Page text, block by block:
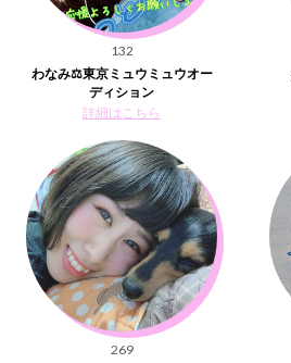
132
わなみ⚖️東京ミュウミュウオー
ディション
詳細はこちら
269